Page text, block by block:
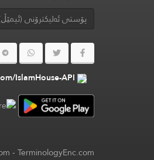
IslamHouse-API
-TerminologyEnc.com